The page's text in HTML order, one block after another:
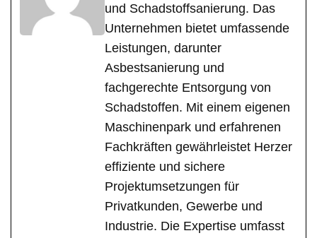
und Schadstoffsanierung. Das
Unternehmen bietet umfassende
Leistungen, darunter
Asbestsanierung und
fachgerechte Entsorgung von
Schadstoffen. Mit einem eigenen
Maschinenpark und erfahrenen
Fachkräften gewährleistet Herzer
effiziente und sichere
Projektumsetzungen für
Privatkunden, Gewerbe und
Industrie. Die Expertise umfasst